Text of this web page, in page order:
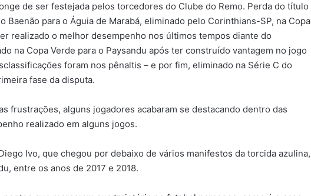
de ser festejada pelos torcedores do Clube do Remo. Perda do título
Baenão para o Águia de Marabá, eliminado pelo Corinthians-SP, na Copa
realizado o melhor desempenho nos últimos tempos diante do
na Copa Verde para o Paysandu após ter construído vantagem no jogo
foram nos pênaltis – e por fim, eliminado na Série C do
fase da disputa.
frustrações, alguns jogadores acabaram se destacando dentro das
realizado em alguns jogos.
Ivo, que chegou por debaixo de vários manifestos da torcida azulina,
entre os anos de 2017 e 2018.